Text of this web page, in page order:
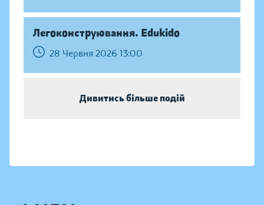
Легоконструювання. Edukido
28 Червня 2026 13:00
Дивитись більше подій